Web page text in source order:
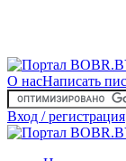
О насНаписать
Вход / регистрация